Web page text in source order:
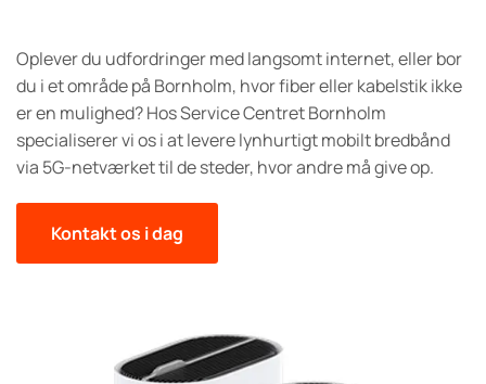
Oplever du udfordringer med langsomt internet, eller bor
du i et område på Bornholm, hvor fiber eller kabelstik ikke
er en mulighed? Hos Service Centret Bornholm
specialiserer vi os i at levere lynhurtigt mobilt bredbånd
via 5G-netværket til de steder, hvor andre må give op.
Kontakt os i dag